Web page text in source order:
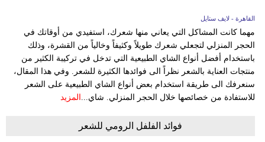
القاهرة - لايف ستايل
مهما كانت المشاكل التي يعاني منها شعرك، استفيدي من أوقاتك في
الحجر المنزلي لتجعلي شعرك طويلاً وكثيفاً وخالياً من القشرة، وذلك
باستخدام أفضل أنواع الشاي الطبيعية التي تدخل في تركيبة الكثير من
منتجات العناية بالشعر نظراً الى فوائدها الكثيرة للشعر. وفي هذا المقال،
سنعرفك الى طريقة استخدام بعض أنواع الشاي الطبيعية على الشعر
للاستفادة من خصائصها خلال الحجر المنزلي. شاي...
المزيد
فوائد الفلفل الرومي للشعر